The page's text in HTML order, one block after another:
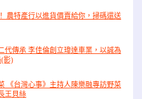
農特產行以進貨價賣給你，掃碼還送
代傳承 李佳倫創立瑋達車業，以誠為
影)
《台灣心事》主持人陳樂融專訪野菜
王貝絲